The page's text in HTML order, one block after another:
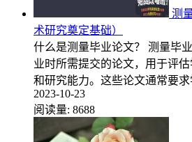
测
术研究奠定基础）
什么是测量毕业论文？ 测量毕
业时所需提交的论文，用于评
和研究能力。这些论文通常要
2023-10-23
阅读量: 8688